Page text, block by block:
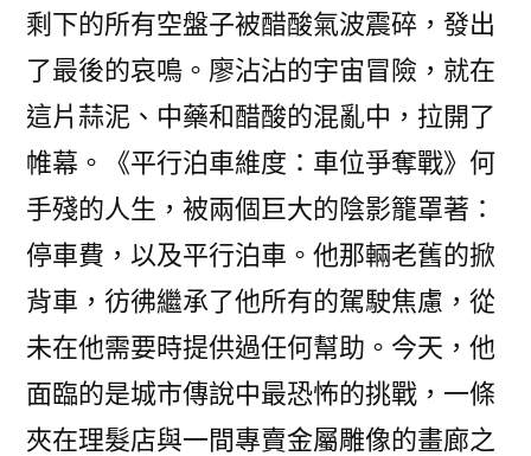
剩下的所有空盤子被醋酸氣波震碎，發出
了最後的哀鳴。廖沾沾的宇宙冒險，就在
這片蒜泥、中藥和醋酸的混亂中，拉開了
帷幕。《平行泊車維度：車位爭奪戰》何
手殘的人生，被兩個巨大的陰影籠罩著：
停車費，以及平行泊車。他那輛老舊的掀
背車，彷彿繼承了他所有的駕駛焦慮，從
未在他需要時提供過任何幫助。今天，他
面臨的是城市傳說中最恐怖的挑戰，一條
夾在理髮店與一間專賣金屬雕像的畫廊之